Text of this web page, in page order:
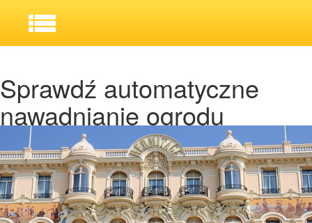
Sprawdź automatyczne
nawadnianie ogrodu